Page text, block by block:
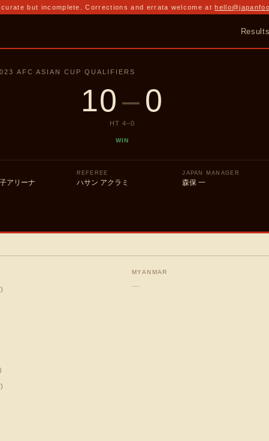
but incomplete. Corrections and errata welcome at
Results
AFC ASIAN CUP QUALIFIERS
10–0
HT 4–0
WIN
アリーナ
REFEREE
ハサン アクラミ
JAPAN MANAGER
森保 一
)
)
)
MYANMAR
—